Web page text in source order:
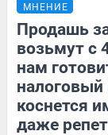
МНЕНИЕ
Продашь
возьмут с
нам
налоговый
коснется
даже